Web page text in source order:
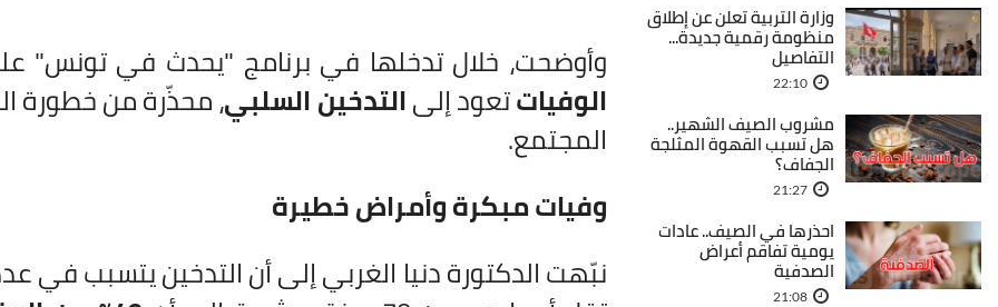
وأوضحت، خلال تدخلها في برنامج "يحدث في تونس"
الوفياتتعود إلىالتدخين السلبي، محذّرة من خطورة
المجتمع.
وفيات مبكرة وأمراض خطيرة
نبّهت الدكتورة دنيا الغربي إلى أن التدخين يتسبب في
وزارة التربية تعلن عن إطلاق
منظومة رقمية جديدة...
التفاصيل
22:10
مشروب الصيف الشهير..
هل تسبب القهوة المثلجة
الجفاف؟
21:27
احذرها في الصيف.. عادات
يومية تفاقم أعراض
الصدفية
21:08